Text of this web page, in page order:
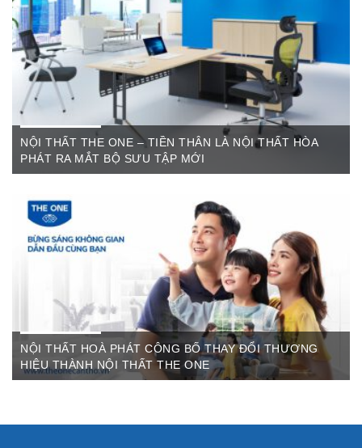
các sản phẩm như: Bàn văn phòng, ghế xoay văn phòng, tủ hồ
sơ, két sắt,…Của cty CP Nội Thất Hòa Phát( Nội thất The
One) có địa ...
NỘI THẤT THE ONE – TIỀN THÂN LÀ NỘI THẤT HÒA
PHÁT RA MẮT BỘ SƯU TẬP MỚI
The One Cần Thơ Thông báo về việc thay đổi thương hiệu Nội
Thất Hòa Phát Ngày ...
NỘI THẤT HOÀ PHÁT CÔNG BỐ THAY ĐỔI THƯƠNG
HIỆU THÀNH NỘI THẤT THE ONE